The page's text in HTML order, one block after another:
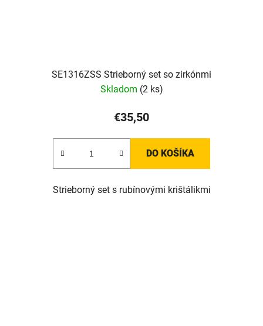
SE1316ZSS Strieborný set so zirkónmi
Skladom (2 ks)
€35,50
DO KOŠÍKA
Strieborný set s rubínovými krištálikmi